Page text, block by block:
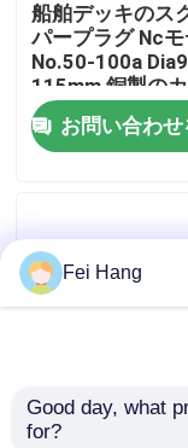
品質管理
お問い合わせ
マリンエアベン
マリン缶浄水
海洋の海水のこ
船舶デッキのス
パープラグ Nc
No.50-100a
115mm 銅製の
プレート,ボディ
お問い合わ
デッキ スカッパ
Fei Hang
Good day, what
for?